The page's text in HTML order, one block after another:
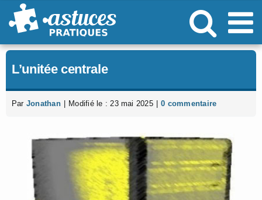
Passer
au
L’unitée centrale
Par Jonathan Modifié le : 23 mai 2025 0 commentaire